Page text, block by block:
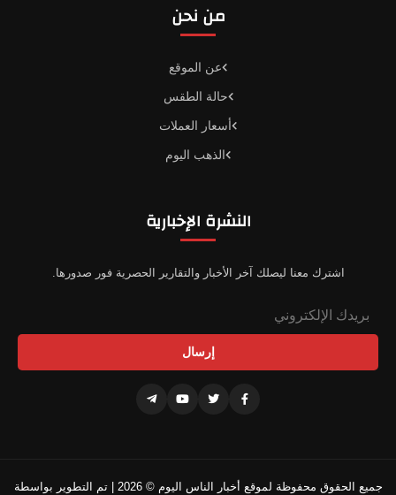
من نحن
عن الموقع
حالة الطقس
أسعار العملات
الذهب اليوم
النشرة الإخبارية
اشترك معنا ليصلك آخر الأخبار والتقارير الحصرية فور صدورها.
إرسال
جميع الحقوق محفوظة لموقع أخبار الناس اليوم © 2026 | تم التطوير بواسطة